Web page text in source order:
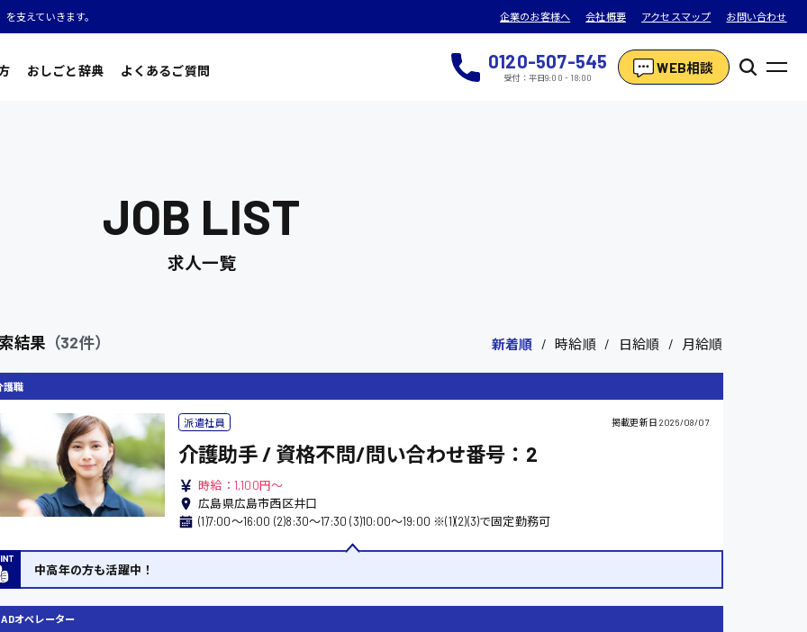
支えていきます。 企業のお客様へ 会社概要 アクセスマップ お問い合わせ
おしごと辞典 よくあるご質問 0120-507-545
受付：平日9:00 - 18:00
WEB相談
JOB LIST
求人一覧
結果 （32件） 新着順 時給順 日給順 月給順
護職
派遣社員 掲載更新日 2026/08/07
介護助手 / 資格不問/問い合わせ番号：2
時給：1,100円～
広島県広島市西区井口
(1)7:00〜16:00 (2)8:30〜17:30 (3)10:00〜19:00 ※(1)(2)(3)で固定勤務可
中高年の方も活躍中！
オペレーター